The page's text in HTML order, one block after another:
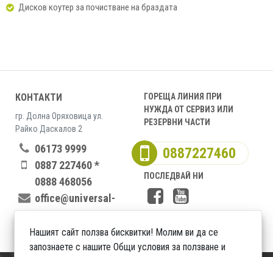
Дисков коутер за почистване на браздата
КОНТАКТИ
гр. Долна Оряховица ул.
Райко Даскалов 2
06173 9999
0887 227460 *
0888 468056
office@universal-
nvg.bg
ГОРЕЩА ЛИНИЯ ПРИ
НУЖДА ОТ СЕРВИЗ ИЛИ
РЕЗЕРВНИ ЧАСТИ
0887227460
ПОСЛЕДВАЙ НИ
Нашият сайт ползва бисквитки! Молим ви да се
запознаете с нашите Общи условия за ползване и